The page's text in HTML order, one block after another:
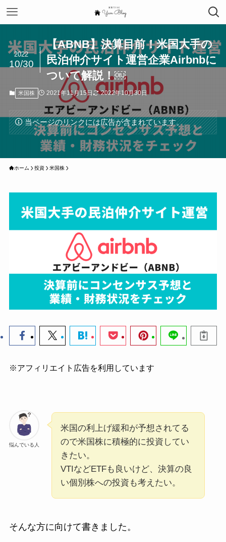
【ABNB】決算目前！米国大手の
民泊仲介サイト運営企業Airbnbに
ついて解説！￼
2022
10/30
米国株 2021年11月15日 2022年10月30日
当ページのリンクには広告が含まれています。
ホーム 投資 米国株
※アフィリエイト広告を利用しています
悩んでいる人
米国の利上げ緩和が予想されてる
ので米国株に積極的に投資してい
きたい。
VTIなどETFも良いけど、決算の良
い個別株への投資も考えたい。
そんな方に向けて書きました。